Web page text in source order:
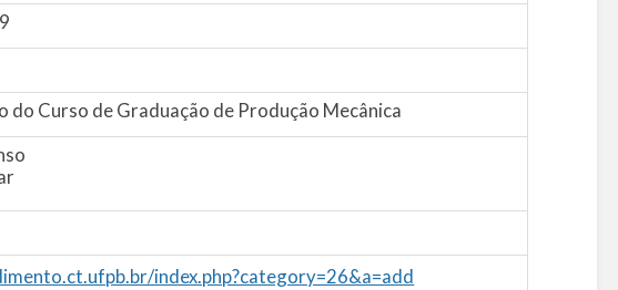
do Curso de Graduação de Produção Mecânica
index.php?category=26&a=add